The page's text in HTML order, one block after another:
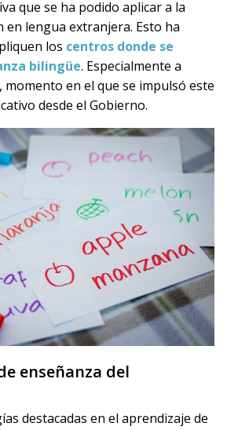
que se ha podido aplicar a la
en lengua extranjera. Esto ha
los centros donde se
bilingüe. Especialmente a
momento en el que se impulsó este
desde el Gobierno.
enseñanza del
destacadas en el aprendizaje de